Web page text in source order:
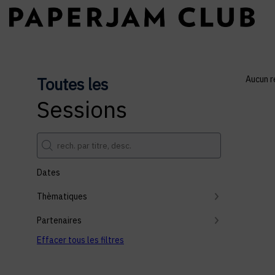
Toutes les
Sessions
Dates
Thèmatiques
Partenaires
Effacer tous les filtres
Aucun